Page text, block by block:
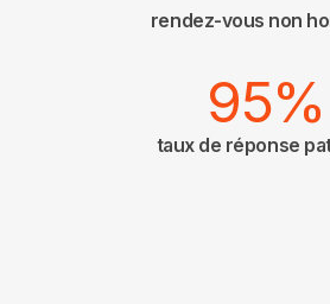
rendez-vous non
95%
taux de réponse